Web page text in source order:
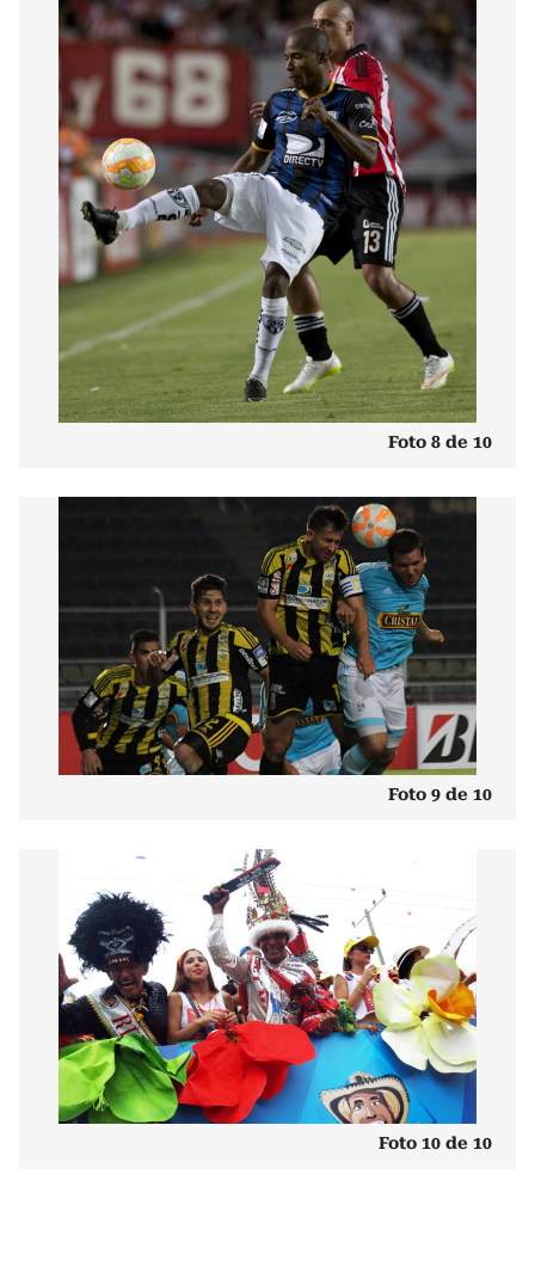
Foto 8 de 10
Foto 9 de 10
Foto 10 de 10